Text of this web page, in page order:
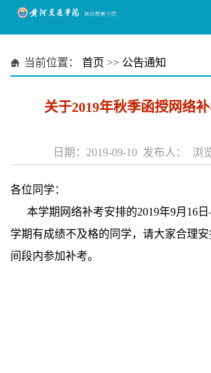
当前位置： 首页 >> 公告通知
关于2019年秋季函授网络
日期：2019-09-10 发布人： 浏
各位同学：
本学期网络补考安排的2019年9月16
学期有成绩不及格的同学，请大家合理
间段内参加补考。
2019年9